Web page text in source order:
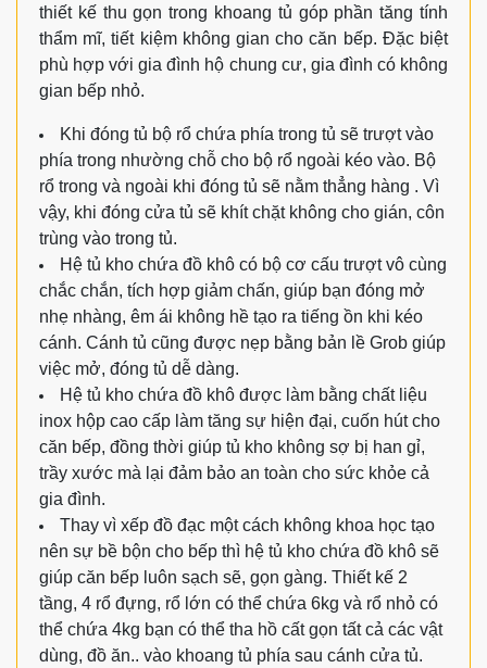
thiết kế thu gọn trong khoang tủ góp phần tăng tính
thẩm mĩ, tiết kiệm không gian cho căn bếp. Đặc biệt
phù hợp với gia đình hộ chung cư, gia đình có không
gian bếp nhỏ.
Khi đóng tủ bộ rổ chứa phía trong tủ sẽ trượt vào
phía trong nhường chỗ cho bộ rổ ngoài kéo vào. Bộ
rổ trong và ngoài khi đóng tủ sẽ nằm thẳng hàng . Vì
vậy, khi đóng cửa tủ sẽ khít chặt không cho gián, côn
trùng vào trong tủ.
Hệ tủ kho chứa đồ khô có bộ cơ cấu trượt vô cùng
chắc chắn, tích hợp giảm chấn, giúp bạn đóng mở
nhẹ nhàng, êm ái không hề tạo ra tiếng ồn khi kéo
cánh. Cánh tủ cũng được nẹp bằng bản lề Grob giúp
việc mở, đóng tủ dễ dàng.
Hệ tủ kho chứa đồ khô được làm bằng chất liệu
inox hộp cao cấp làm tăng sự hiện đại, cuốn hút cho
căn bếp, đồng thời giúp tủ kho không sợ bị han gỉ,
trầy xước mà lại đảm bảo an toàn cho sức khỏe cả
gia đình.
Thay vì xếp đồ đạc một cách không khoa học tạo
nên sự bề bộn cho bếp thì hệ tủ kho chứa đồ khô sẽ
giúp căn bếp luôn sạch sẽ, gọn gàng. Thiết kế 2
tầng, 4 rổ đựng, rổ lớn có thể chứa 6kg và rổ nhỏ có
thể chứa 4kg bạn có thể tha hồ cất gọn tất cả các vật
dùng, đồ ăn.. vào khoang tủ phía sau cánh cửa tủ.